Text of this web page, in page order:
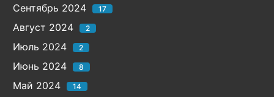
Сентябрь 2024 17
Август 2024 2
Июль 2024 2
Июнь 2024 8
Май 2024 14